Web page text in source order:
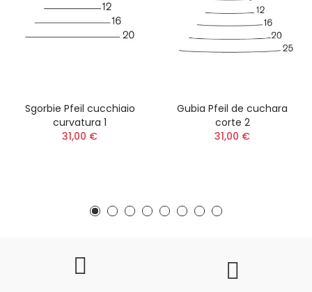
Sgorbie Pfeil cucchiaio
curvatura 1
31,00 €
Gubia Pfeil de cuchara
corte 2
31,00 €